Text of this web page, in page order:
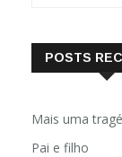
POSTS
Mais uma
Pai e filho